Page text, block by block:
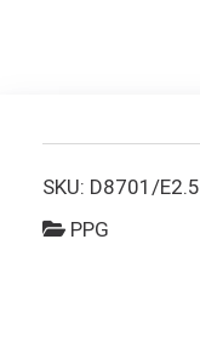
SKU: D8701/E2.5
PPG